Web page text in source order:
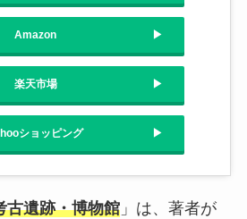
Amazon
楽天市場
ショッピング
古遺跡・博物館」は、著者が